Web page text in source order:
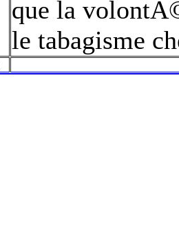
que la
le tabagisme